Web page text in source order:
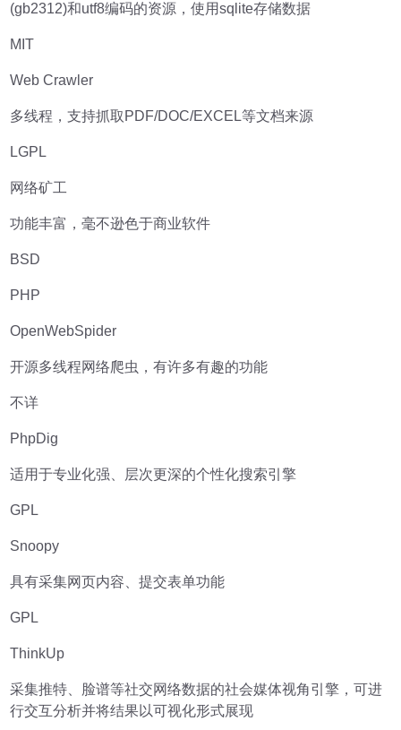
(gb2312)和utf8编码的资源，使用sqlite存储数据
MIT
Web Crawler
多线程，支持抓取PDF/DOC/EXCEL等文档来源
LGPL
网络矿工
功能丰富，毫不逊色于商业软件
BSD
PHP
OpenWebSpider
开源多线程网络爬虫，有许多有趣的功能
不详
PhpDig
适用于专业化强、层次更深的个性化搜索引擎
GPL
Snoopy
具有采集网页内容、提交表单功能
GPL
ThinkUp
采集推特、脸谱等社交网络数据的社会媒体视角引擎，可进
行交互分析并将结果以可视化形式展现